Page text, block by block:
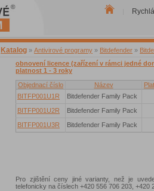
Katalog » Antivirové programy » Bitdefender »
obnovení licence (zařízení v rámci jedné
platnost 1 - 3 roky
Objednací číslo
Název
BITFP001U1R
Bitdefender Family Pack
BITFP001U2R
Bitdefender Family Pack
BITFP001U3R
Bitdefender Family Pack
Pro zjištění ceny jiné varianty, než je
telefonicky na číslech +420 556 706 203, +420